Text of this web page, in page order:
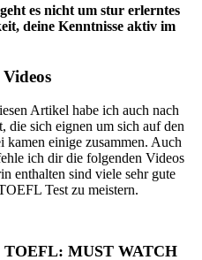
es nicht um stur erlerntes
deine Kenntnisse aktiv im
Artikel habe ich auch nach
die sich eignen um sich auf den
einige zusammen. Auch
ich dir die folgenden Videos
enthalten sind viele sehr gute
Test zu meistern.
TOEFL: MUST WATCH